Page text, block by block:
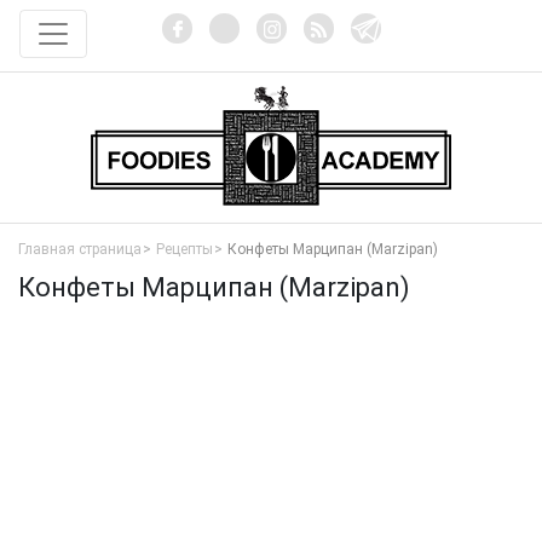
Главная страница Рецепты Конфеты Марципан (Marzipan)
Конфеты Марципан (Marzipan)